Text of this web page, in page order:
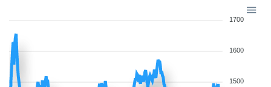
1700
1600
1500